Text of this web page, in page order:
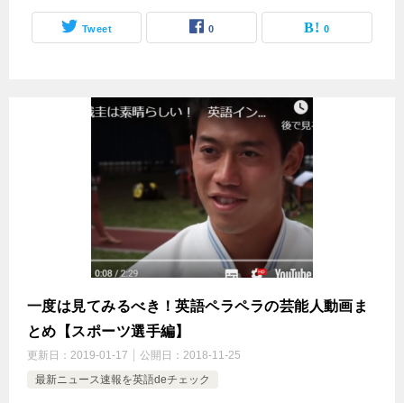
Tweet 0 0
一度は見てみるべき！英語ペラペラの芸能人動画ま
とめ【スポーツ選手編】
更新日： 2019-01-17 公開日： 2018-11-25
最新ニュース速報を英語deチェック